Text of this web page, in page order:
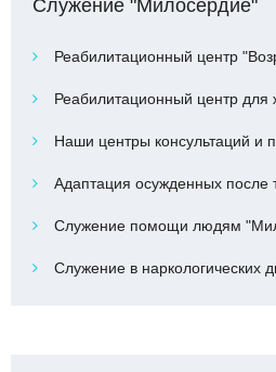
Служение "Милосердие"
Реабилитационный центр
Реабилитационный центр
Наши центры консультаций и
Адаптация осужденных после
Служение помощи людям
Служение в наркологических